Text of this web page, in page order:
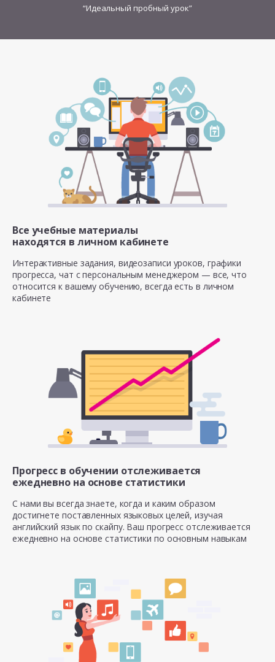
“Идеальный пробный урок”
Все учебные материалы
находятся в личном кабинете
Интерактивные задания, видеозаписи уроков, графики
прогресса, чат с персональным менеджером — все, что
относится к вашему обучению, всегда есть в личном
кабинете
Прогресс в обучении отслеживается
ежедневно на основе статистики
С нами вы всегда знаете, когда и каким образом
достигнете поставленных языковых целей, изучая
английский язык по скайпу. Ваш прогресс отслеживается
ежедневно на основе статистики по основным навыкам